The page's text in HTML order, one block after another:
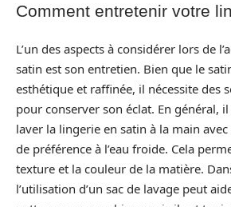
Comment entretenir votre
L’un des aspects à considérer lors de
satin est son entretien. Bien que le
esthétique et raffinée, il nécessite des
pour conserver son éclat. En général,
laver la lingerie en satin à la main
de préférence à l’eau froide. Cela
texture et la couleur de la matière.
l’utilisation d’un sac de lavage peut